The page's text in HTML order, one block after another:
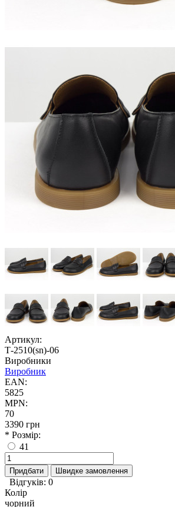
Артикул:
Т-2510(sn)-06
Виробники
Виробник
EAN:
5825
MPN:
70
3390 грн
* Розмір:
41
Придбати Швидке замовлення
Відгуків: 0
Колір
чорний